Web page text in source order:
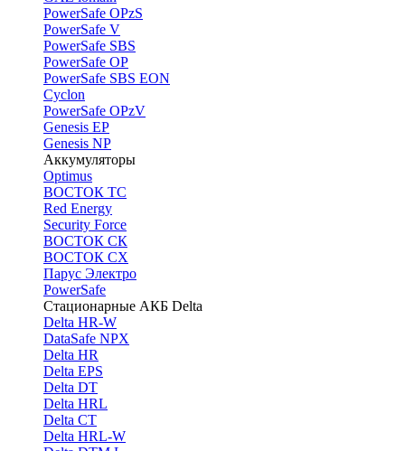
PowerSafe OPzS
PowerSafe V
PоwerSafe SBS
PowerSafe OP
PоwerSafe SBS EON
Cyclon
PowerSafe OPzV
Genesis EP
Genesis NP
Аккумуляторы
Optimus
ВОСТОК ТС
Red Energy
Security Force
ВОСТОК СК
ВОСТОК СХ
Парус Электро
PowerSafe
Стационарные АКБ Delta
Delta HR-W
DataSafe NPX
Delta HR
Delta EPS
Delta DT
Delta HRL
Delta CT
Delta HRL-W